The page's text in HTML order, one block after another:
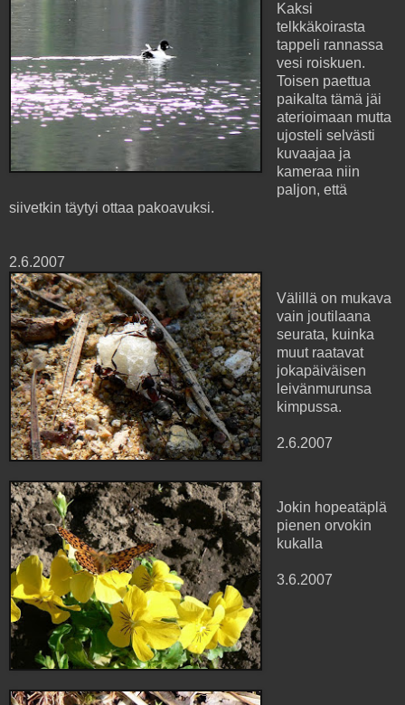
Kaksi
telkkäkoirasta
tappeli rannassa
vesi roiskuen.
Toisen paettua
paikalta tämä jäi
aterioimaan mutta
ujosteli selvästi
kuvaajaa ja
kameraa niin
paljon, että
siivetkin täytyi ottaa pakoavuksi.
2.6.2007
Välillä on mukava
vain joutilaana
seurata, kuinka
muut raatavat
jokapäiväisen
leivänmurunsa
kimpussa.
2.6.2007
Jokin hopeatäplä
pienen orvokin
kukalla
3.6.2007